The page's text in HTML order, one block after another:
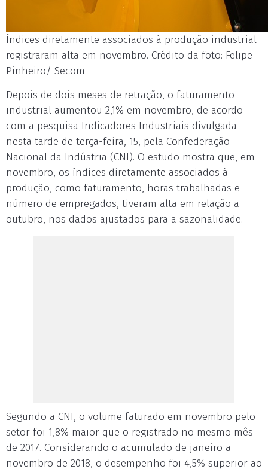
Índices diretamente associados à produção industrial
registraram alta em novembro. Crédito da foto: Felipe
Pinheiro/ Secom
Depois de dois meses de retração, o faturamento
industrial aumentou 2,1% em novembro, de acordo
com a pesquisa Indicadores Industriais divulgada
nesta tarde de terça-feira, 15, pela Confederação
Nacional da Indústria (CNI). O estudo mostra que, em
novembro, os índices diretamente associados à
produção, como faturamento, horas trabalhadas e
número de empregados, tiveram alta em relação a
outubro, nos dados ajustados para a sazonalidade.
Segundo a CNI, o volume faturado em novembro pelo
setor foi 1,8% maior que o registrado no mesmo mês
de 2017. Considerando o acumulado de janeiro a
novembro de 2018, o desempenho foi 4,5% superior ao